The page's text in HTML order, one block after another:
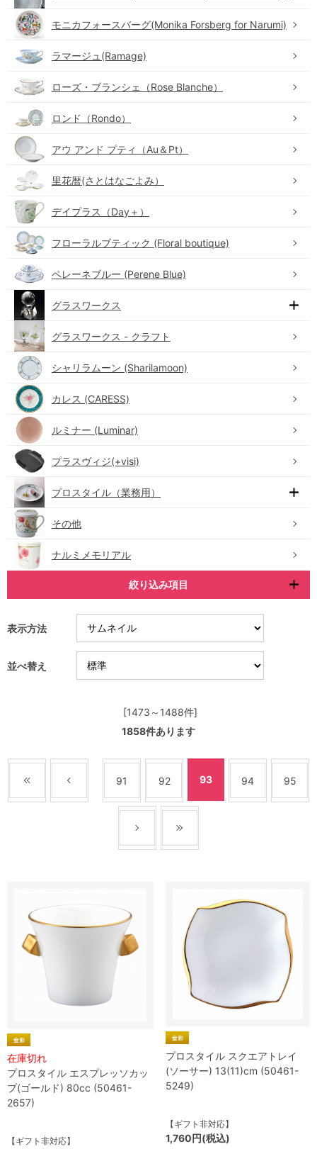
モニカフォースバーグ(Monika Forsberg for Narumi)
ラマージュ(Ramage)
ローズ・ブランシェ（Rose Blanche）
ロンド（Rondo）
アウ アンド プティ（Au＆Pt）
里花暦(さとはなごよみ）
デイプラス（Day＋）
フローラルブティック (Floral boutique)
ペレーネブルー (Perene Blue)
グラスワークス
グラスワークス - クラフト
シャリラムーン (Sharilamoon)
カレス (CARESS)
ルミナー (Luminar)
プラスヴィジ(+visi)
プロスタイル（業務用）
その他
ナルミメモリアル
絞り込み項目
表示方法
並べ替え
[1473～1488件]
1858件あります
91 92 93 94 95
在庫切れ
プロスタイル エスプレッソカッ
プ(ゴールド) 80cc (50461-
2657)
【ギフト非対応】
プロスタイル スクエアトレイ
(ソーサー) 13(11)cm (50461-
5249)
【ギフト非対応】
1,760円(税込)